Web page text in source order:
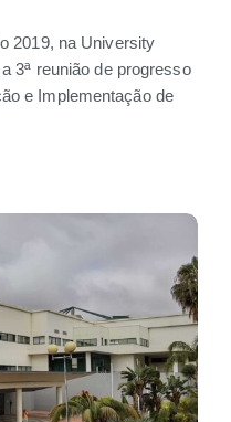
2019, na University
3ª reunião de progresso
e Implementação de